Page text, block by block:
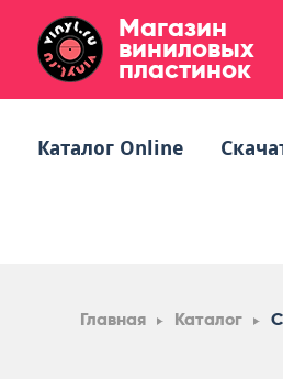
Магазин
виниловых
пластинок
Каталог Online
Главная Каталог